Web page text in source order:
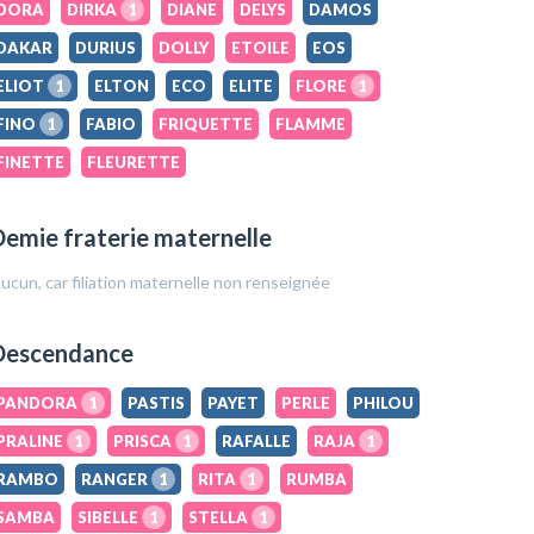
DIRKA 1 DIANE DELYS
DAMOS
DURIUS DOLLY ETOILE
EOS
1 ELTON ECO ELITE FLORE
1
1 FABIO FRIQUETTE
FLAMME
FLEURETTE
fraterie maternelle
car filiation maternelle non renseignée
1 PASTIS PAYET PERLE
PHILOU
1 PRISCA 1 RAFALLE RAJA
1
RANGER 1 RITA 1
RUMBA
SIBELLE 1 STELLA 1